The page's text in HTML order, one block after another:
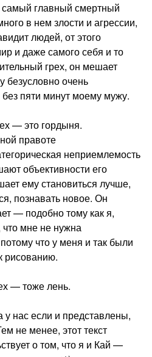
самый главный смертный
в нем злости и агрессии,
людей, от этого
и даже самого себя и то
грех, он мешает
безусловно очень
пяти минут моему мужу.
— это гордыня.
правоте
неприемлемость
объективности его
ему становиться лучше,
познавать новое. Он
— подобно тому как я,
что мне не нужна
что у меня и так были
рисованию.
— тоже лень.
нас если и представлены,
не менее, этот текст
о том, что я и Кай —